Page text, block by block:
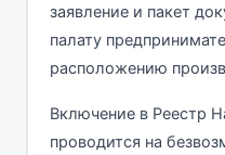
заявление и пакет
палату
расположению
Включение в Реестр
проводится на